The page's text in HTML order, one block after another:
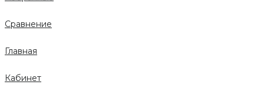
Сравнение
Главная
Кабинет